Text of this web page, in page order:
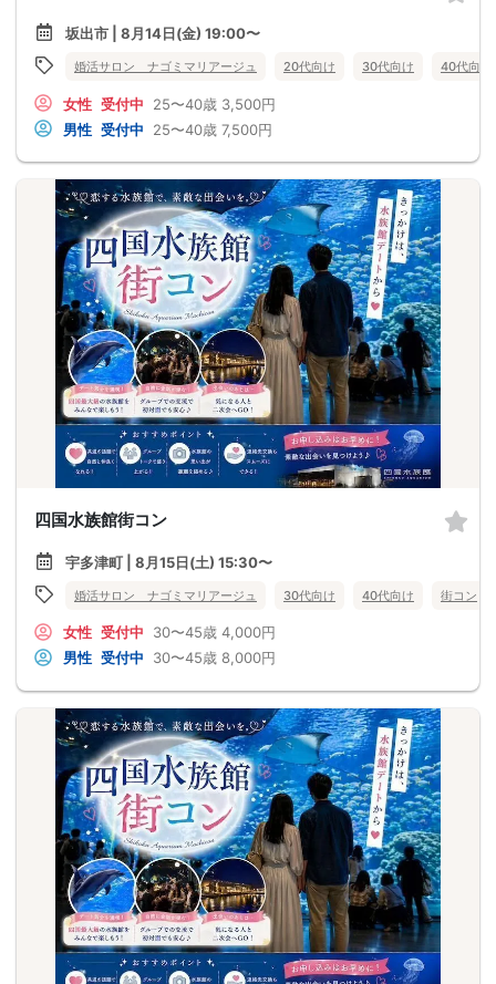
坂出市 | 8月14日(金) 19:00〜
婚活サロン ナゴミマリアージュ 20代向け 30代向け 40代向け
女性 受付中 25〜40歳 3,500円
男性 受付中 25〜40歳 7,500円
四国水族館街コン
宇多津町 | 8月15日(土) 15:30〜
婚活サロン ナゴミマリアージュ 30代向け 40代向け 街コン
女性 受付中 30〜45歳 4,000円
男性 受付中 30〜45歳 8,000円